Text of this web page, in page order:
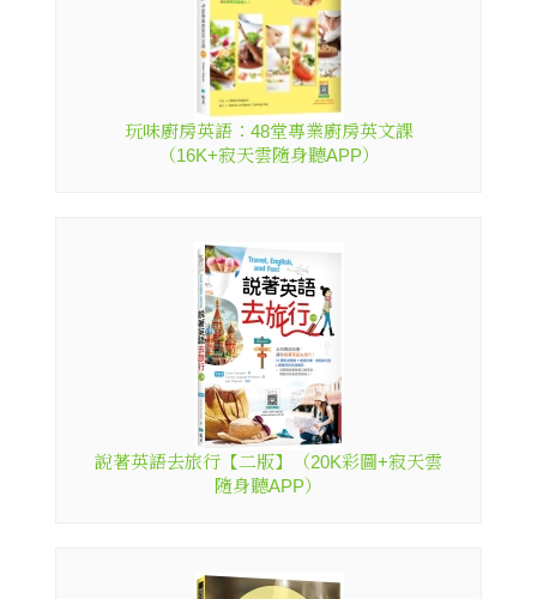
玩味廚房英語：48堂專業廚房英文課
（16K+寂天雲隨身聽APP）
說著英語去旅行【二版】（20K彩圖+寂天雲
隨身聽APP）